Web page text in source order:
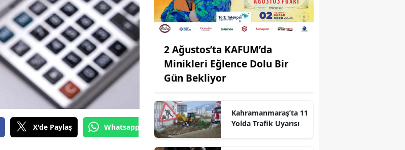
X'de Paylaş Whatsapp'tan Gönder
2 Ağustos’ta KAFUM’da
Minikleri Eğlence Dolu Bir
Gün Bekliyor
Kahramanmaraş’ta 11
Yolda Trafik Uyarısı